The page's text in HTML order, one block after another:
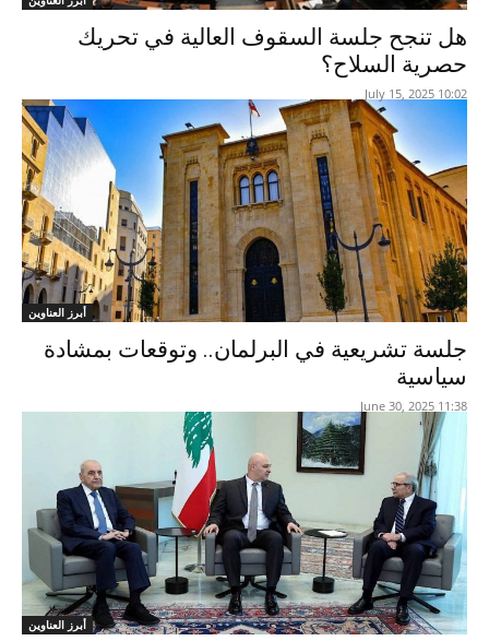
هل تنجح جلسة السقوف العالية في تحريك
حصرية السلاح؟
10:02 2025 ,July 15
أبرز العناوين
جلسة تشريعية في البرلمان.. وتوقعات بمشادة
سياسية
11:38 2025 ,June 30
أبرز العناوين